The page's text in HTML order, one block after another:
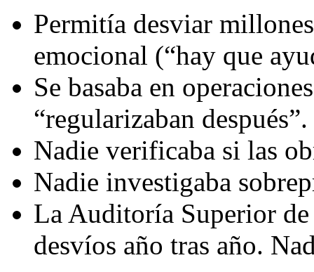
Permitía desviar
emocional (“hay que
Se basaba en
“regularizaban después”.
Nadie verificaba si las
Nadie investigaba
La Auditoría Superior
desvíos año tras año.